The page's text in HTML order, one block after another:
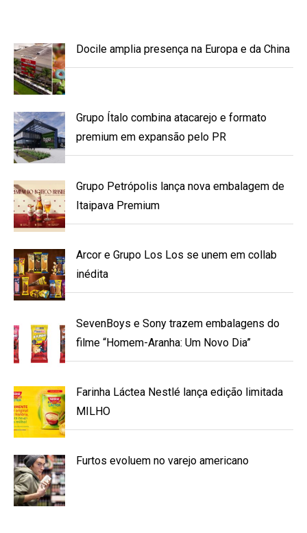
Docile amplia presença na Europa e da China
Grupo Ítalo combina atacarejo e formato
premium em expansão pelo PR
Grupo Petrópolis lança nova embalagem de
Itaipava Premium
Arcor e Grupo Los Los se unem em collab
inédita
SevenBoys e Sony trazem embalagens do
filme “Homem-Aranha: Um Novo Dia”
Farinha Láctea Nestlé lança edição limitada
MILHO
Furtos evoluem no varejo americano